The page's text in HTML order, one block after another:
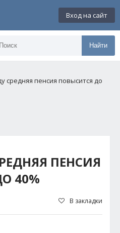
Вход на сайт
Найти
средняя пенсия повысится до
ПЕНСИЯ
40%
В закладки